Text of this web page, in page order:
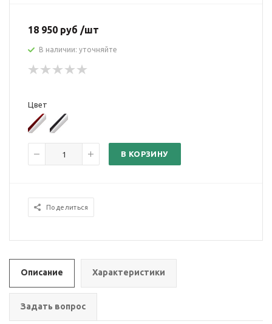
18 950 руб /шт
В наличии: уточняйте
Цвет
В КОРЗИНУ
Поделиться
Описание Характеристики
Задать вопрос